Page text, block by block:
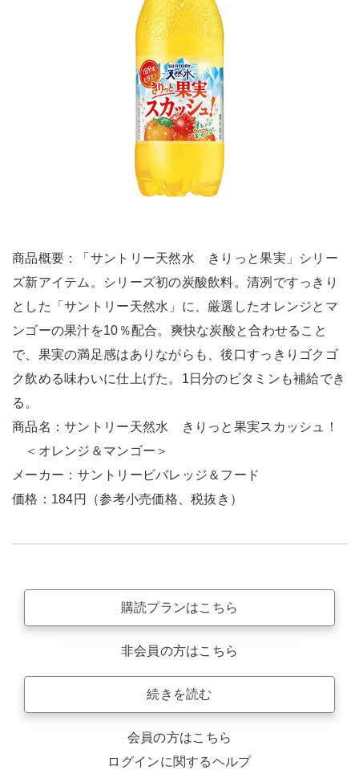
商品概要：「サントリー天然水 きりっと果実」シリー
ズ新アイテム。シリーズ初の炭酸飲料。清冽ですっきり
とした「サントリー天然水」に、厳選したオレンジとマ
ンゴーの果汁を10％配合。爽快な炭酸と合わせること
で、果実の満足感はありながらも、後口すっきりゴクゴ
ク飲める味わいに仕上げた。1日分のビタミンも補給でき
る。
商品名：サントリー天然水 きりっと果実スカッシュ！
＜オレンジ＆マンゴー＞
メーカー：サントリービバレッジ＆フード
価格：184円（参考小売価格、税抜き）
購読プランはこちら
非会員の方はこちら
続きを読む
会員の方はこちら
ログインに関するヘルプ